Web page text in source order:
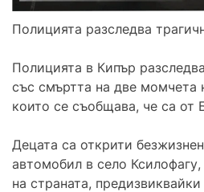
Полицията разследва
Полицията в Кипър
със смъртта на две момчета
които се съобщава, че са от
Децата са открити
автомобил в село
на страната,